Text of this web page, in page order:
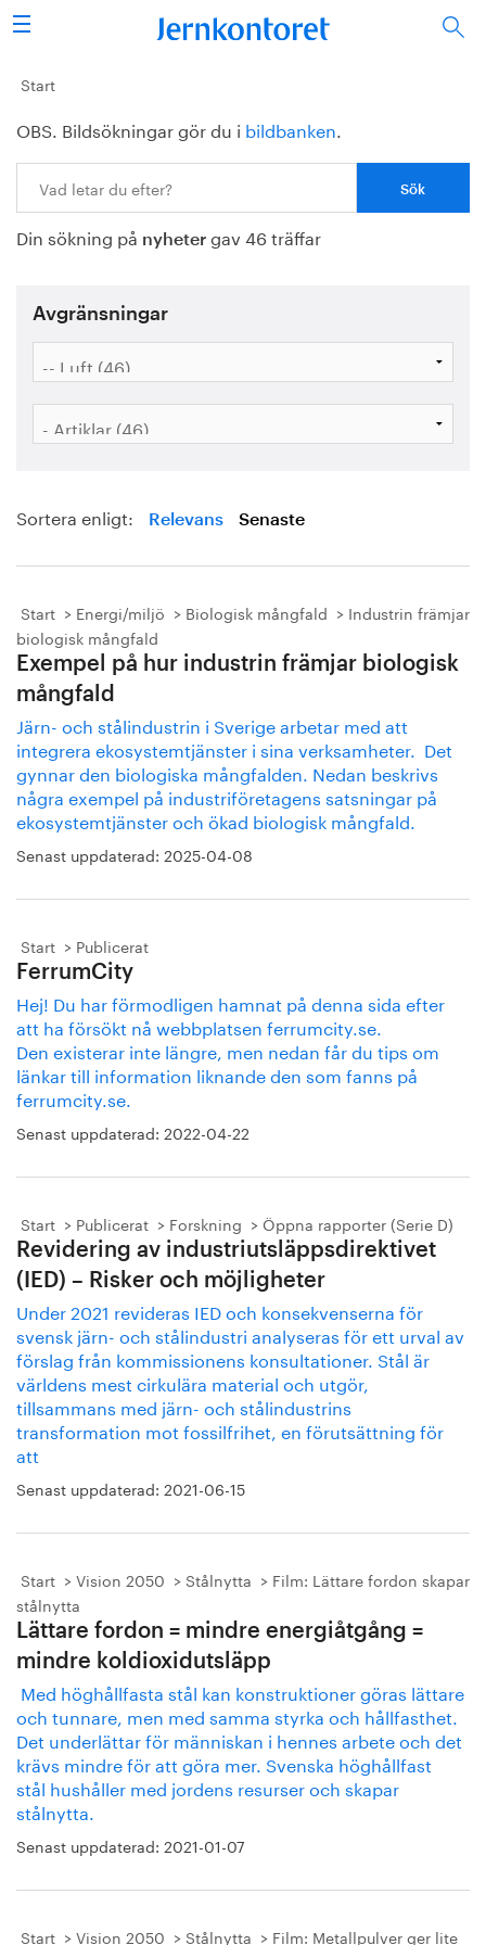
Sök
Stålindustrin
Vision 2050
Forskning/utbildning
Energi/miljö
Vi tycker
Bildbank
Start
OBS. Bildsökningar gör du i bildbanken.
Din sökning på nyheter gav 46 träffar
Avgränsningar
Sortera enligt: Relevans Senaste
Start Energi/miljö Biologisk mångfald
Industrin främjar
biologisk mångfald
Exempel på hur industrin främjar biologisk
mångfald
Järn- och stålindustrin i Sverige arbetar med att
integrera ekosystemtjänster i sina verksamheter. Det
gynnar den biologiska mångfalden. Nedan beskrivs
några exempel på industriföretagens satsningar på
ekosystemtjänster och ökad biologisk mångfald.
Senast uppdaterad: 2025-04-08
Start Publicerat
FerrumCity
Hej! Du har förmodligen hamnat på denna sida efter
att ha försökt nå webbplatsen ferrumcity.se.
Den existerar inte längre, men nedan får du tips om
länkar till information liknande den som fanns på
ferrumcity.se.
Senast uppdaterad: 2022-04-22
Start Publicerat Forskning Öppna rapporter (Serie D)
Revidering av industriutsläppsdirektivet
(IED) – Risker och möjligheter
Under 2021 revideras IED och konsekvenserna för
svensk järn- och stålindustri analyseras för ett urval av
förslag från kommissionens konsultationer. Stål är
världens mest cirkulära material och utgör,
tillsammans med järn- och stålindustrins
transformation mot fossilfrihet, en förutsättning för
att
Senast uppdaterad: 2021-06-15
Start Vision 2050 Stålnytta
Film: Lättare fordon skapar
stålnytta
Lättare fordon = mindre energiåtgång =
mindre koldioxidutsläpp
Med höghållfasta stål kan konstruktioner göras lättare
och tunnare, men med samma styrka och hållfasthet.
Det underlättar för människan i hennes arbete och det
krävs mindre för att göra mer. Svenska höghållfast
stål hushåller med jordens resurser och skapar
stålnytta.
Senast uppdaterad: 2021-01-07
Start Vision 2050 Stålnytta Film: Metallpulver ger lite